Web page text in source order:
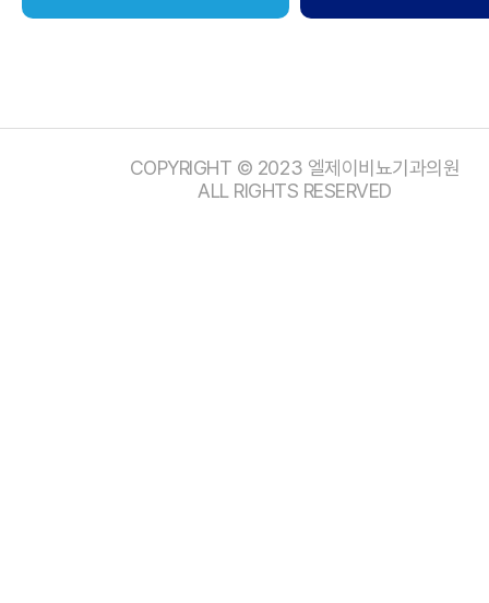
COPYRIGHT © 2023 엘제이비뇨기과의원
ALL RIGHTS RESERVED